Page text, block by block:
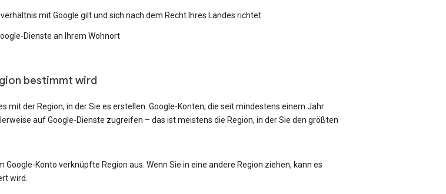
mit Google gilt und sich nach dem Recht Ihres Landes richtet
Dienste an Ihrem Wohnort
bestimmt wird
mit der Region, in der Sie es erstellen. Google-Konten, die seit mindestens einem Jahr
auf Google-Dienste zugreifen – das ist meistens die Region, in der Sie den größten
Konto verknüpfte Region aus. Wenn Sie in eine andere Region ziehen, kann es
wird.